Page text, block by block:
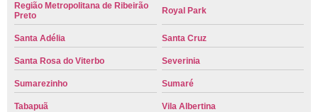
Região Metropolitana de Ribeirão
Preto
Royal Park
Santa Adélia Santa Cruz
Santa Rosa do Viterbo Severinia
Sumarezinho Sumaré
Tabapuã Vila Albertina